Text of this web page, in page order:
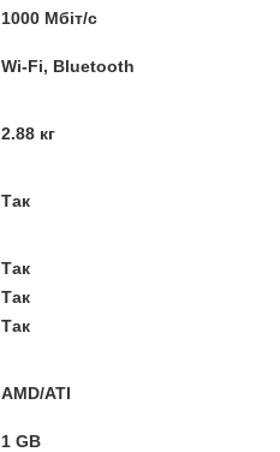
1000 Мбіт/с
Wi-Fi, Bluetooth
2.88 кг
Так
Так
Так
Так
AMD/ATI
1 GB